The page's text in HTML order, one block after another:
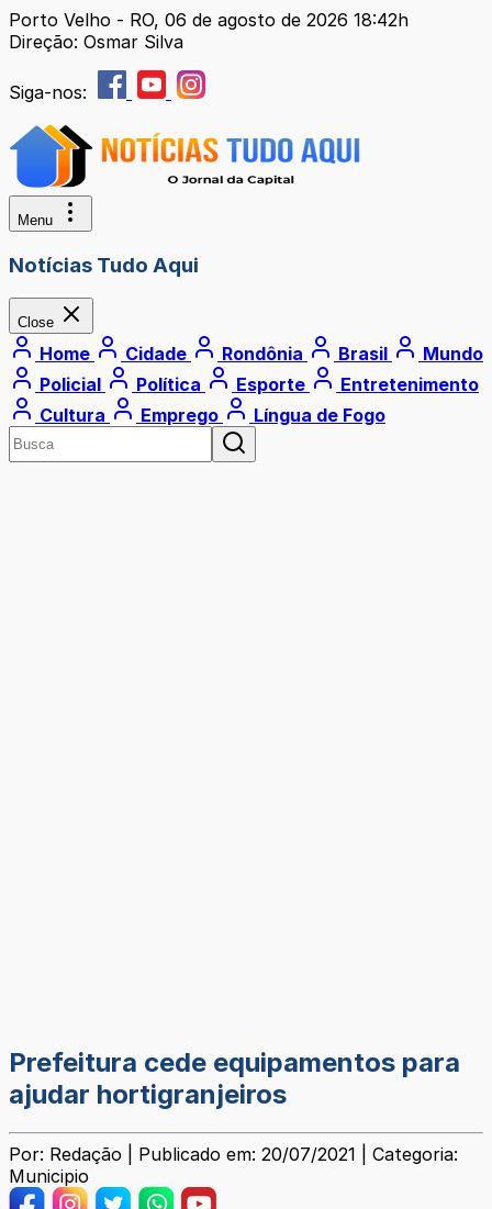
Porto Velho - RO, 06 de agosto de 2026 18:42h
Direção: Osmar Silva
Siga-nos:
Menu
Notícias Tudo Aqui
Close
Home Cidade Rondônia Brasil
Mundo
Policial
Política Esporte
Entretenimento
Cultura
Emprego Língua de Fogo
Prefeitura cede equipamentos para
ajudar hortigranjeiros
Por: Redação | Publicado em: 20/07/2021 | Categoria:
Municipio